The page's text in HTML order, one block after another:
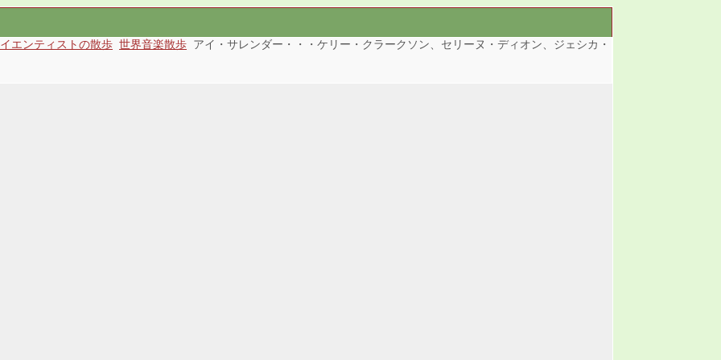
エンティストの散歩 世界音楽散歩 アイ・サレンダー・・・ケリー・クラークソン、セリーヌ・ディオン、ジェシカ・